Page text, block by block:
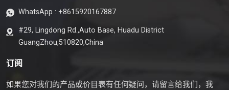
WhatsApp : +8615920167887
#29, Lingdong Rd.,Auto Base, Huadu District
GuangZhou,510820,China
订阅
如果您对我们的产品或价目表有任何疑问，请留言给我们，我